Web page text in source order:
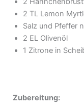
2 TL Lemon
Salz und Pfeffer
2 EL Olivenöl
1 Zitrone in
Zubereitung: